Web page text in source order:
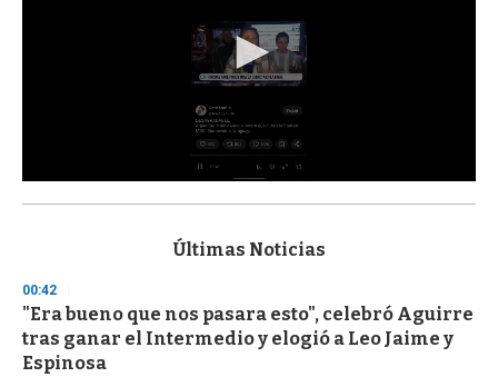
s
d
s
o
f
3
Últimas Noticias
00:42
"Era bueno que nos pasara esto", celebró Aguirre
tras ganar el Intermedio y elogió a Leo Jaime y
Espinosa